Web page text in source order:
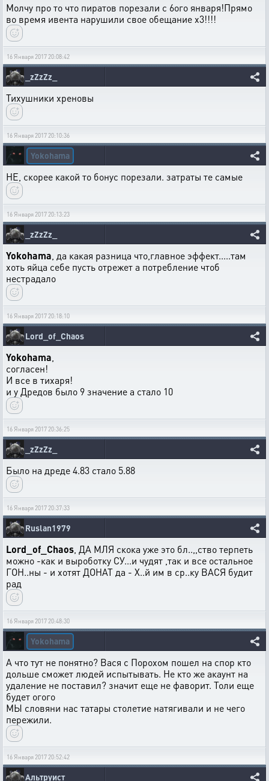
Молчу про то что пиратов порезали с 6ого января!Прямо
во время ивента нарушили свое обещание х3!!!!
16 Января 2017 20:08:42
_zZzZz_
Тихушники хреновы
16 Января 2017 20:10:36
Yokohama
НЕ, скорее какой то бонус порезали. затраты те самые
16 Января 2017 20:13:23
_zZzZz_
Yokohama , да какая разница что,главное эффект.....там
хоть яйца себе пусть отрежет а потребление чтоб
нестрадало
16 Января 2017 20:18:10
Lord_of_Chaos
Yokohama
согласен!
И все в тихаря!
и у Дредов было 9 значение а стало 10
16 Января 2017 20:36:25
_zZzZz_
Было на дреде 4.83 стало 5.88
16 Января 2017 20:37:33
Ruslan1979
Lord_of_Chaos , ДА МЛЯ скока уже это бл..,,ство терпеть
можно -как и выроботку СУ...и чудят ,так и все остальное
ГОН..ны - и хотят ДОНАТ да - Х..й им в ср..ку ВАСЯ будит
рад
16 Января 2017 20:48:30
Yokohama
А что тут не понятно? Вася с Порохом пошел на спор кто
дольше сможет людей испытывать. Не кто же акаунт на
удаление не поставил? значит еще не фаворит. Толи еще
будет огого
МЫ словяни нас татары столетие натягивали и не чего
пережили.
16 Января 2017 20:52:42
Альтруист